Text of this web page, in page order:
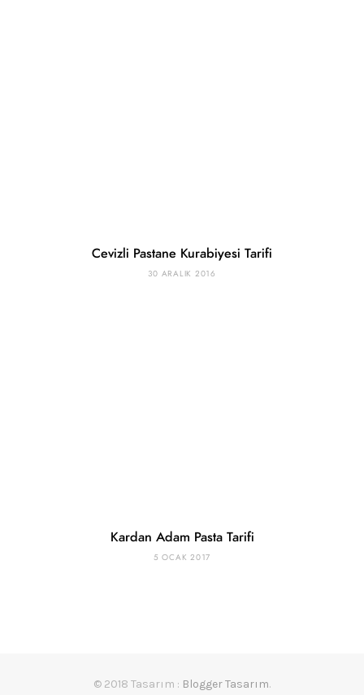
Cevizli Pastane Kurabiyesi Tarifi
30 ARALIK 2016
Kardan Adam Pasta Tarifi
5 OCAK 2017
© 2018 Tasarım : Blogger Tasarım.